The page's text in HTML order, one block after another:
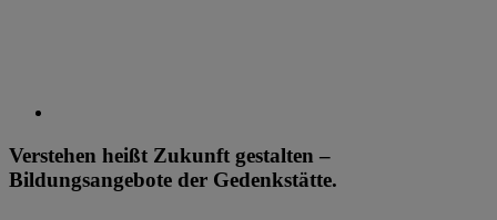
Verstehen heißt Zukunft gestalten –
Bildungsangebote der Gedenkstätte.